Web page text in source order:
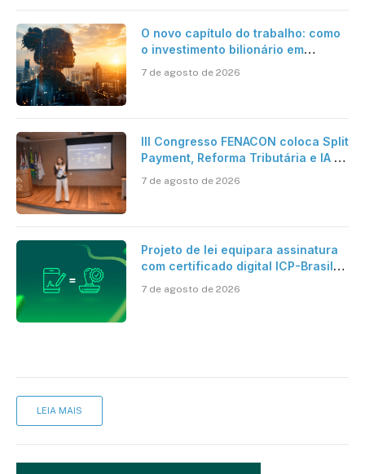
O novo capítulo do trabalho: como
o investimento bilionário em
verdadeira era da inteligência
7 de agosto de 2026
III Congresso FENACON coloca Split
Payment, Reforma Tributária e IA no
7 de agosto de 2026
Projeto de lei equipara assinatura
com certificado digital ICP-Brasil
cartório
7 de agosto de 2026
LEIA MAIS